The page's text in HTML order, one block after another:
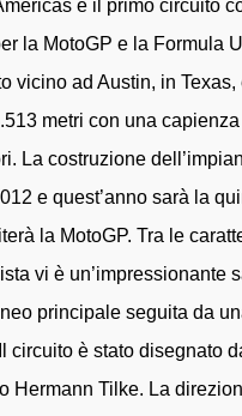
è il primo circuito
la MotoGP e la Formula
vicino ad Austin, in Texas,
metri con una
La costruzione
e quest’anno sarà la
la MotoGP. Tra le
vi è un’impressionante
principale seguita da
circuito è stato disegnato
Hermann Tilke. La